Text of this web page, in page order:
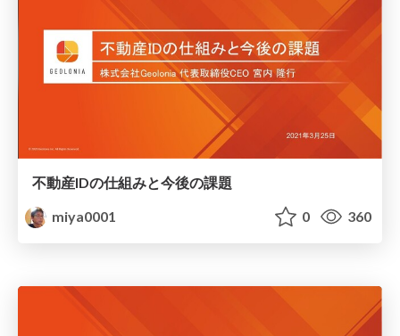
不動産IDの仕組みと今後の課題
miya0001
0 360